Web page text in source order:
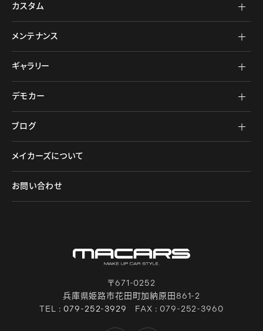
カスタム
メンテナンス
ギャラリー
デモカー
ブログ
メイカーズについて
お問い合わせ
〒671-0252
兵庫県姫路市花田町加納原田861-2
TEL :079-252-3929 FAX : 079-252-3960